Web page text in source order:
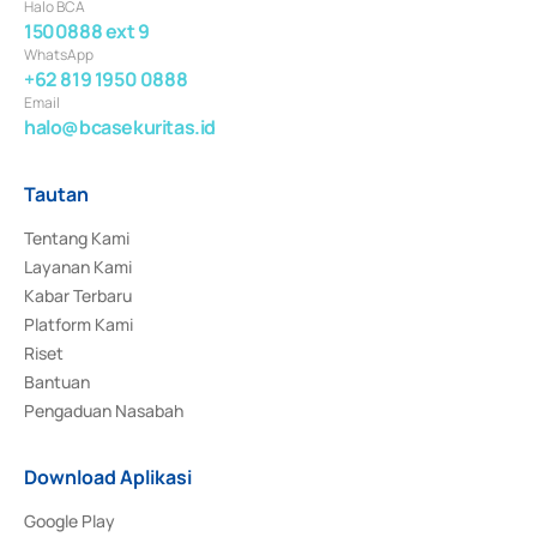
Halo BCA
1500888 ext 9
WhatsApp
+62 819 1950 0888
Email
halo@bcasekuritas.id
Tautan
Tentang Kami
Layanan Kami
Kabar Terbaru
Platform Kami
Riset
Bantuan
Pengaduan Nasabah
Download Aplikasi
Google Play